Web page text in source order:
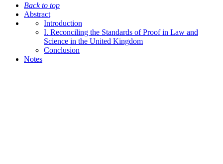
Back to top
Abstract
Introduction
I. Reconciling the Standards of Proof in Law and
Science in the United Kingdom
Conclusion
Notes